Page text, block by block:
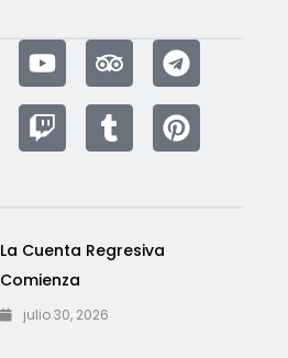
La Cuenta Regresiva
Comienza
julio 30, 2026